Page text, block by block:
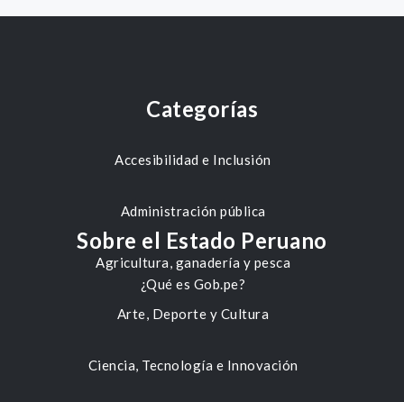
Categorías
Accesibilidad e Inclusión
Administración pública
Agricultura, ganadería y pesca
Arte, Deporte y Cultura
Ciencia, Tecnología e Innovación
Sobre el Estado Peruano
¿Qué es Gob.pe?